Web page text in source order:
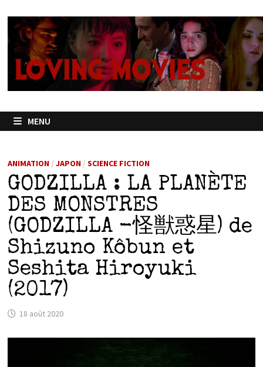
contenu
MENU
ANIMATION/ JAPON/ SCIENCE FICTION
GODZILLA : LA PLANÈTE
DES MONSTRES
(GODZILLA -怪獣惑星) de
Shizuno Kôbun et
Seshita Hiroyuki
(2017)
18 août 2020